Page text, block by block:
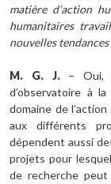
matière d’action
humanitaires
nouvelles tendances
M. G. J.– Oui,
d’observatoire à
domaine de
aux différents
dépendent aussi
projets pour
de recherche